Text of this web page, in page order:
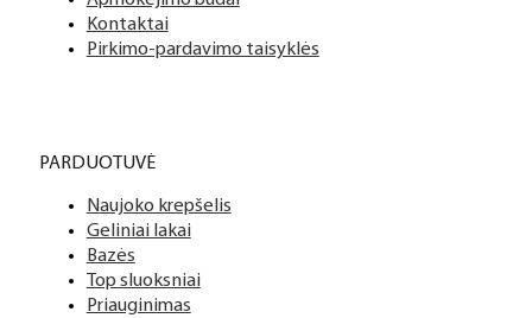
Kontaktai
Pirkimo-pardavimo taisyklės
PARDUOTUVĖ
Naujoko krepšelis
Geliniai lakai
Bazės
Top sluoksniai
Priauginimas